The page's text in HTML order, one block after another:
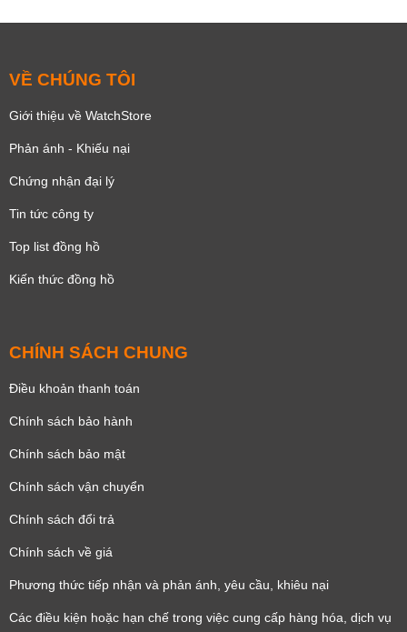
VỀ CHÚNG TÔI
Giới thiệu về WatchStore
Phản ánh - Khiếu nại
Chứng nhận đại lý
Tin tức công ty
Top list đồng hồ
Kiến thức đồng hồ
CHÍNH SÁCH CHUNG
Điều khoản thanh toán
Chính sách bảo hành
Chính sách bảo mật
Chính sách vận chuyển
Chính sách đổi trả
Chính sách về giá
Phương thức tiếp nhận và phản ánh, yêu cầu, khiêu nại
Các điều kiện hoặc hạn chế trong việc cung cấp hàng hóa, dịch vụ